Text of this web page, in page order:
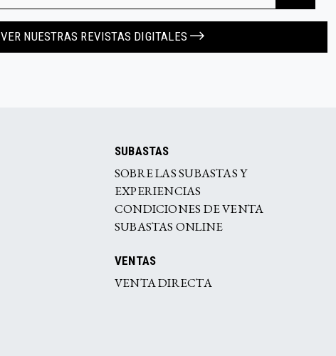
VER NUESTRAS REVISTAS DIGITALES
SUBASTAS
SOBRE LAS SUBASTAS Y
EXPERIENCIAS
CONDICIONES DE VENTA
SUBASTAS ONLINE
VENTAS
VENTA DIRECTA